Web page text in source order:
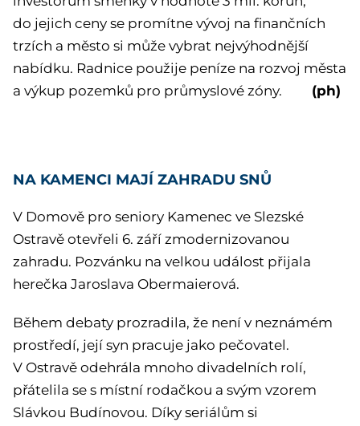
do jejich ceny se promítne vývoj na finančních
trzích a město si může vybrat nejvýhodnější
nabídku. Radnice použije peníze na rozvoj města
a výkup pozemků pro průmyslové zóny.
(ph)
NA KAMENCI MAJÍ ZAHRADU SNŮ
V Domově pro seniory Kamenec ve Slezské
Ostravě otevřeli 6. září zmodernizovanou
zahradu. Pozvánku na velkou událost přijala
herečka Jaroslava Obermaierová.
Během debaty prozradila, že není v neznámém
prostředí, její syn pracuje jako pečovatel.
V Ostravě odehrála mnoho divadelních rolí,
přátelila se s místní rodačkou a svým vzorem
Slávkou Budínovou. Díky seriálům si